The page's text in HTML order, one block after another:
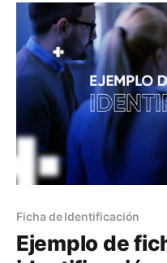
tiempo y proporciona
la salud del niño,
Ficha de Identificación
Ejemplo de